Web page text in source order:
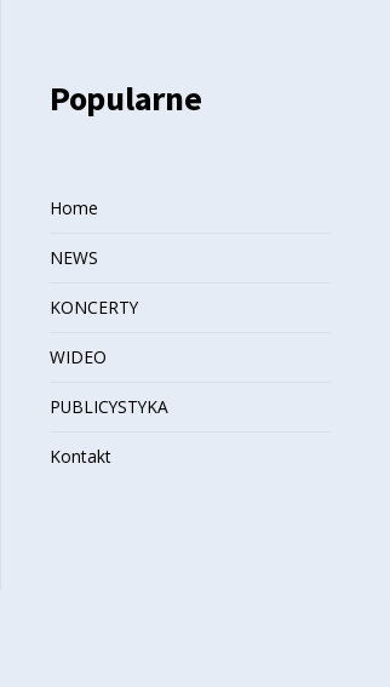
Popularne
Home
NEWS
KONCERTY
WIDEO
PUBLICYSTYKA
Kontakt